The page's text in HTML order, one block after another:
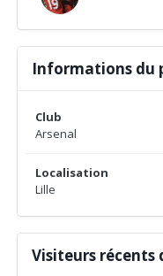
Informations du
Club
Arsenal
Localisation
Lille
Visiteurs récents